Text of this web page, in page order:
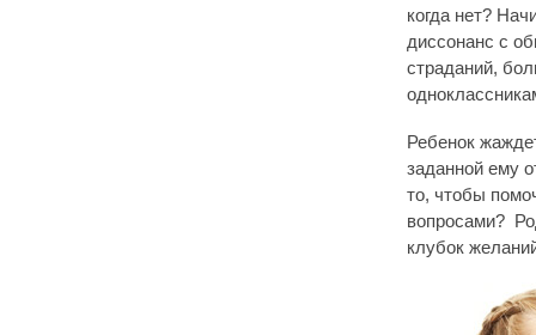
когда нет?
диссонанс с
страданий,
Ребенок
заданной ему
то, чтобы
вопросами?
клубок